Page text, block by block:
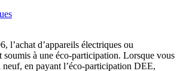
l’achat d’appareils électriques ou
soumis à une éco-participation. Lorsque vous
neuf, en payant l’éco-participation DEE,